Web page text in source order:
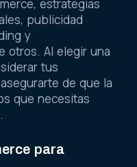
estrategias
publicidad
y
otros. Al elegir una
tus
de que la
que necesitas
para